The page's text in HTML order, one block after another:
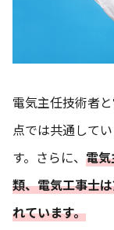
電気主任技術者
点では共通して
す。さらに、 電
類、電気工事士
れています。